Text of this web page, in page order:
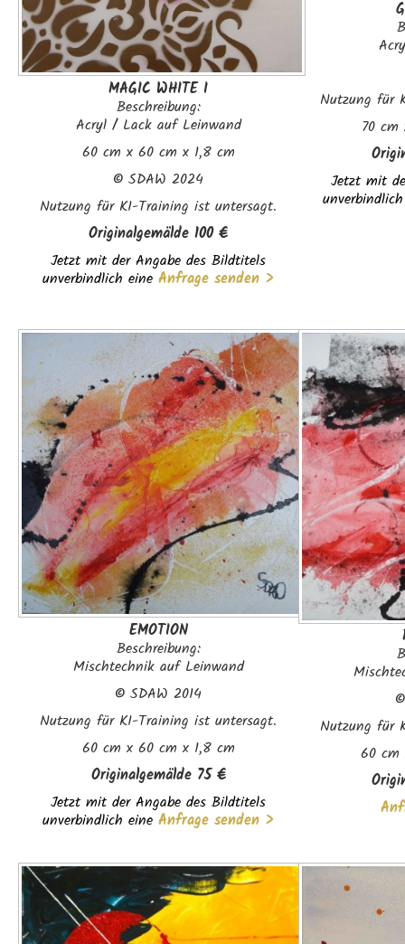
MAGIC WHITE I
Beschreibung:
Acryl / Lack auf Leinwand
60 cm x 60 cm x 1,8 cm
©SDAW 2024
Nutzung für KI-Training ist untersagt.
Originalgemälde 100 €
Jetzt mit der Angabe des Bildtitels
unverbindlich eine Anfrage senden >
Nutzung für
70 cm
Jetzt mit
EMOTION
Beschreibung:
Mischtechnik auf Leinwand
©SDAW 2014
Nutzung für KI-Training ist untersagt.
60 cm x 60 cm x 1,8 cm
Originalgemälde 75 €
Jetzt mit der Angabe des Bildtitels
unverbindlich eine Anfrage senden >
Nutzung für
60